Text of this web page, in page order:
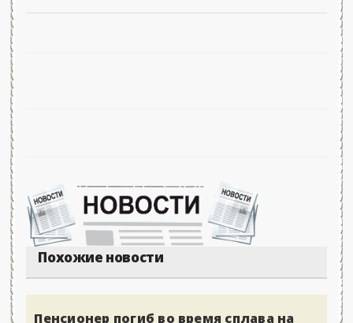
Похожие новости
Пенсионер погиб во время сплава на